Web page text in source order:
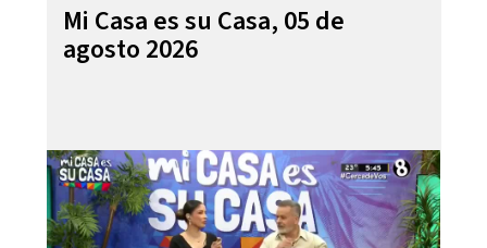
Mi Casa es su Casa, 05 de
agosto 2026